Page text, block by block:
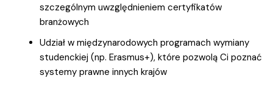
szczególnym uwzględnieniem certyfikatów
branżowych
Udział w międzynarodowych programach wymiany
studenckiej (np. Erasmus+), które pozwolą Ci poznać
systemy prawne innych krajów